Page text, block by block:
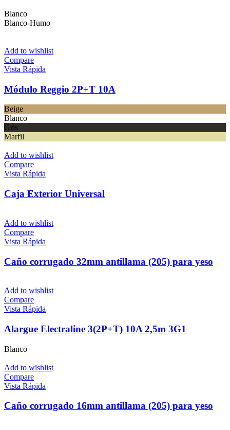
Blanco
Blanco-Humo
Add to wishlist
Compare
Vista Rápida
Módulo Reggio 2P+T 10A
Beige
Blanco
Gris
Marfil
Add to wishlist
Compare
Vista Rápida
Caja Exterior Universal
Add to wishlist
Compare
Vista Rápida
Caño corrugado 32mm antillama (205) para yeso
Add to wishlist
Compare
Vista Rápida
Alargue Electraline 3(2P+T) 10A 2,5m 3G1
Blanco
Add to wishlist
Compare
Vista Rápida
Caño corrugado 16mm antillama (205) para yeso